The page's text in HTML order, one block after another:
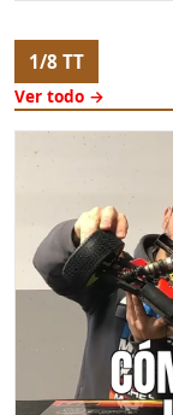
1/8 TT
Ver todo →